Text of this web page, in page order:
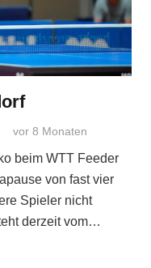
vor 8 Monaten
beim WTT Feeder
von fast vier
Spieler nicht
derzeit vom…